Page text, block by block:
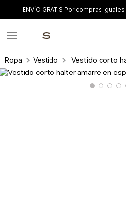
ENVÍO GRATIS Por compras
Ropa Vestidos